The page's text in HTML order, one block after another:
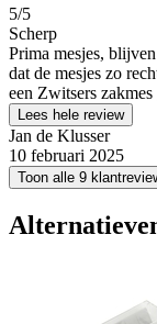
5/5
Scherp
Prima mesjes,
dat de mesjes zo
een Zwitsers zakmes
Lees hele review
Jan de Klusser
10 februari 2025
Toon alle 9